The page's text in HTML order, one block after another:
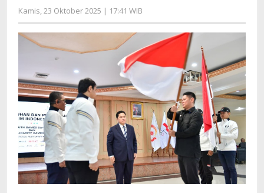
Rumah
Olahraga
Internasional
Kamis, 23 Oktober 2025 | 17:41 WIB
Editor